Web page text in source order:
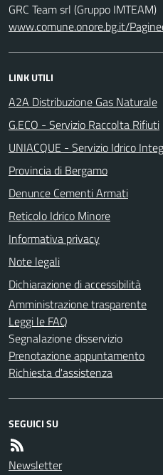
GRC Team srl (Gruppo IMTEAM)
www.comune.onore.bg.it/
LINK UTILI
A2A Distribuzione Gas Naturale
G.ECO - Servizio Raccolta Rifiuti
UNIACQUE - Servizio Idrico
Provincia di Bergamo
Denunce Cementi Armati
Reticolo Idrico Minore
Informativa privacy
Note legali
Dichiarazione di accessibilità
Amministrazione trasparente
Leggi le FAQ
Segnalazione disservizio
Prenotazione appuntamento
Richiesta d'assistenza
SEGUICI SU
Newsletter